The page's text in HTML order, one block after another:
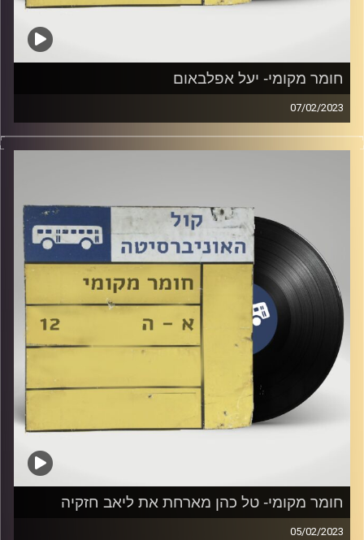
חומר מקומי- יעל אפלבאום
07/02/2023
שעה של מוזיקה ישראלית עם יעל אפלבאום
Elior Buchnik
חומר מקומי- טל כהן מארחת את ליאב חזקיה
05/02/2023